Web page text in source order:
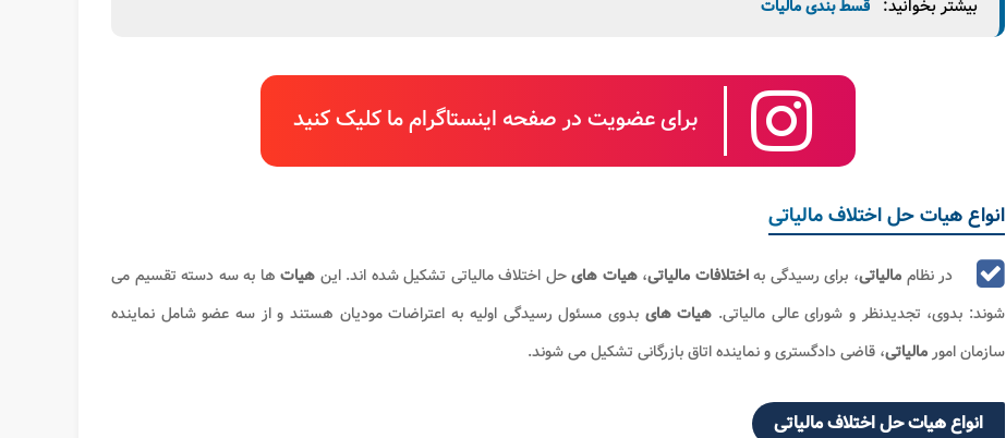
بیشتر بخوانید: قسط بندی مالیات
برای عضویت در صفحه اینستاگرام ما کلیک کنید
انواع هیات حل اختلاف مالیاتی
در نظام مالیاتی، برای رسیدگی بهاختلافات مالیاتی،هیات هایحل اختلاف مالیاتی تشکیل شده اند. این هیات ها به سه دسته تقسیم می
شوند: بدوی، تجدیدنظر و شورای عالی مالیاتی. هیات های بدوی مسئول رسیدگی اولیه به اعتراضات مودیان هستند و از سه عضو شامل نماینده
سازمان امورمالیاتی، قاضی دادگستری و نماینده اتاق بازرگانی تشکیل می شوند.
انواع هیات حل اختلاف مالیاتی